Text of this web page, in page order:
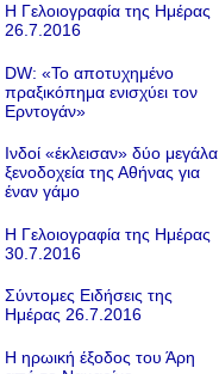
Η Γελοιογραφία της Ημέρας
26.7.2016
DW: «To αποτυχημένο
πραξικόπημα ενισχύει τον
Ερντογάν»
Ινδοί «έκλεισαν» δύο μεγάλα
ξενοδοχεία της Αθήνας για
έναν γάμο
Η Γελοιογραφία της Ημέρας
30.7.2016
Σύντομες Ειδήσεις της
Ημέρας 26.7.2016
Η ηρωική έξοδος του Άρη